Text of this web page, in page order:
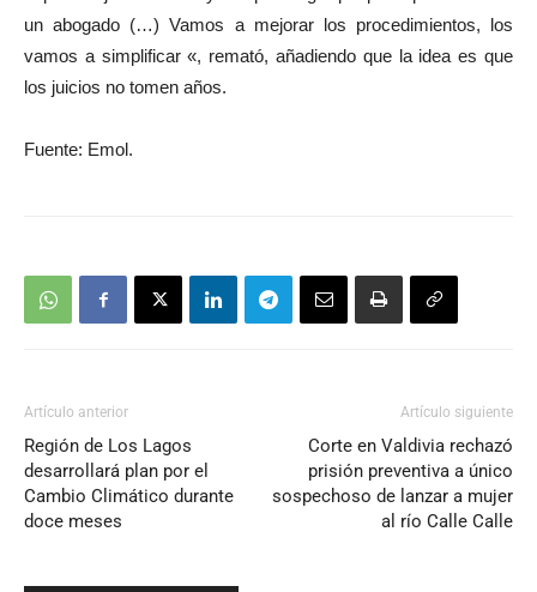
un abogado (…) Vamos a mejorar los procedimientos, los
vamos a simplificar «, remató, añadiendo que la idea es que
los juicios no tomen años.
Fuente: Emol.
Artículo anterior
Región de Los Lagos
desarrollará plan por el
Cambio Climático durante
doce meses
Artículo siguiente
Corte en Valdivia rechazó
prisión preventiva a único
sospechoso de lanzar a mujer
al río Calle Calle